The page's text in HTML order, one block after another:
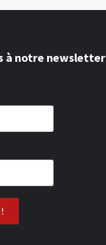
à notre newsletter